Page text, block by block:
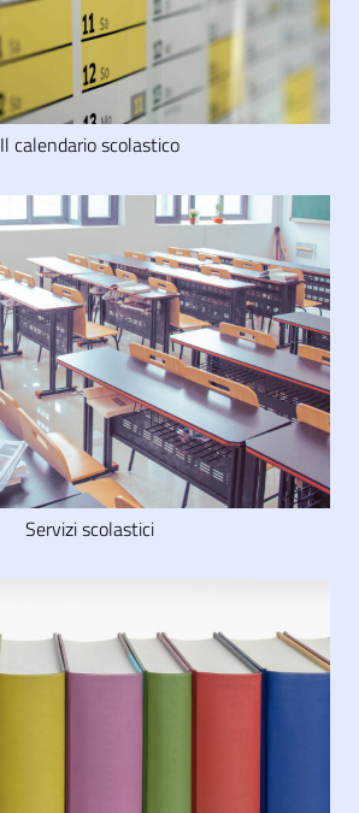
Il calendario scolastico
Servizi scolastici